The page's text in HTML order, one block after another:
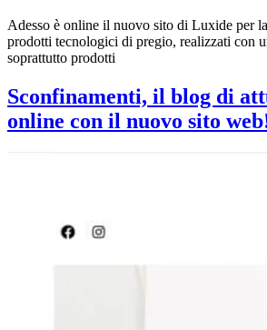
Adesso è online il nuovo sito di Luxide per
prodotti tecnologici di pregio, realizzati con
soprattutto prodotti
Sconfinamenti, il blog di
online con il nuovo sito